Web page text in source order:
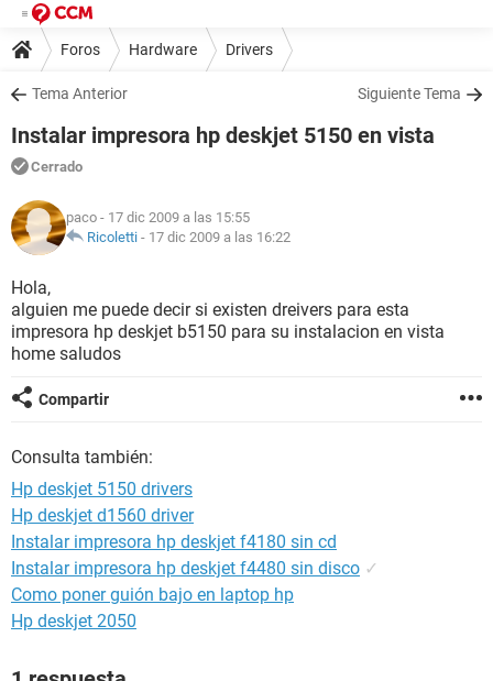
Foros Hardware Drivers
Tema Anterior Siguiente Tema
Instalar impresora hp deskjet 5150 en vista
Cerrado
paco - 17 dic 2009 a las 15:55
Ricoletti - 17 dic 2009 a las 16:22
Hola,
alguien me puede decir si existen dreivers para esta
impresora hp deskjet b5150 para su instalacion en vista
home saludos
Compartir
Consulta también:
Hp deskjet 5150 drivers
Hp deskjet d1560 driver
Instalar impresora hp deskjet f4180 sin cd
Instalar impresora hp deskjet f4480 sin disco ✓
Como poner guión bajo en laptop hp
Hp deskjet 2050